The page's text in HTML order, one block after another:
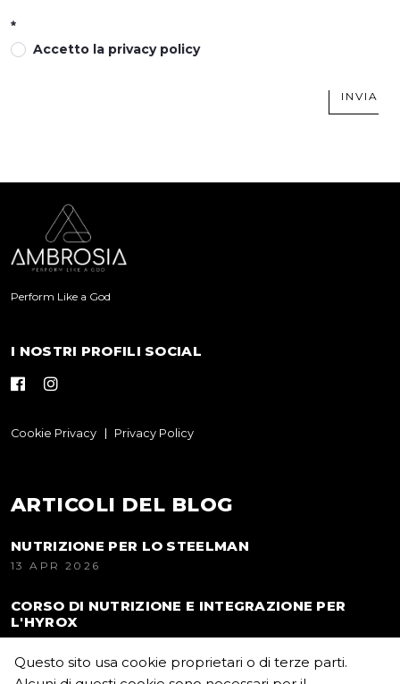
Accetto la privacy policy
INVIA
Perform Like a God
I NOSTRI PROFILI SOCIAL
Cookie Privacy Privacy Policy
ARTICOLI DEL BLOG
NUTRIZIONE PER LO STEELMAN
13 APR 2026
CORSO DI NUTRIZIONE E INTEGRAZIONE PER
L'HYROX
22 MAR 2026
Questo sito usa cookie proprietari o di terze parti.